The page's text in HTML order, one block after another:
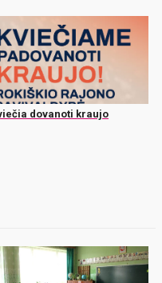
dovanoti kraujo